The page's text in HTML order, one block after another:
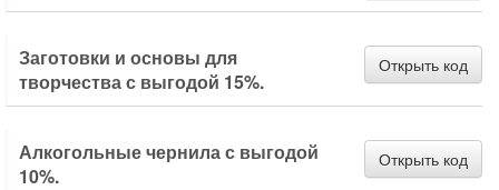
Заготовки и основы для
творчества с выгодой 15%.
Открыть код
Алкогольные чернила с выгодой
10%.
Открыть код